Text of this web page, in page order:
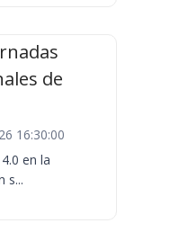
de
16:30:00
en la
s...